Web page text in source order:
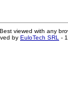
Best viewed with any
by EuloTech SRL -